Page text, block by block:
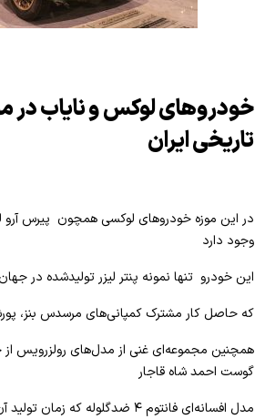
خودروهای لوکس و نایاب در
تاریخی ایران
در این موزه خودروهای لوکسی همچون پیرس آرو
وجود دارد
این خودرو تنها نمونه پنتر لیزر تولیدشده در
که حاصل کار مشترک کمپانی‌های مرسدس بنز،
همچنین مجموعه‌ای غنی از مدل‌های رولزرویس از
گوست احمد شاه قاجار